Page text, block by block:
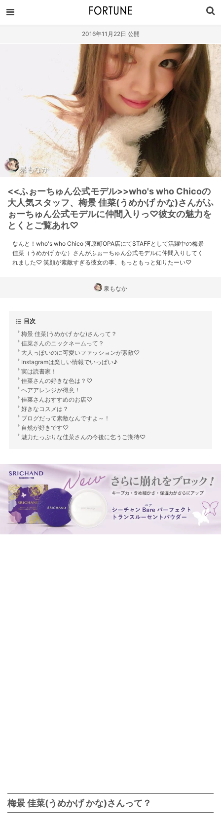
2016年11月22日 公開
泉もなか
<<ふぉーちゅん公式モデル>>who's who Chicoの
大人気スタッフ、梅景 佳菜(うめかげ かな)さんがふ
ぉーちゅん公式モデルに仲間入りっ♡彼女の魅力を
とくとご覧あれ♡
なんと！who's who Chico 河原町OPA店にてSTAFFとして活躍中の梅景
佳菜（うめかげ かな）さんがふぉーちゅん公式モデルに仲間入りしてく
れました♡ 笑顔が素敵すぎる彼女の事、もっともっと知りたーい♡
泉もなか
目次
梅景 佳菜(うめかげ かな)さんって？
佳菜さんのニックネームって？
大人っぽいのに可愛いファッションが素敵♡
Instagramは楽しい情報でいっぱい♪
実は読書家！
佳菜さんの好きな色は？♡
ヘアアレンジが得意！
佳菜さんおすすめのお店♡
好きなコスメは？
ブログだって素敵なんですよ～！
自然が好きです♡
魅力たっぷりな佳菜さんの今後に乞うご期待♡
梅景 佳菜(うめかげ かな)さんって？